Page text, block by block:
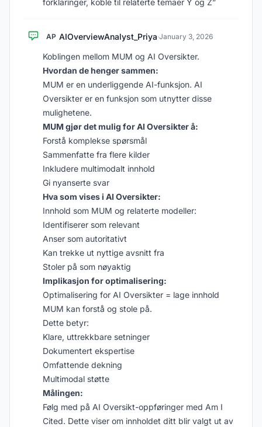
forklaringer, koble til relaterte temaer Y og Z”
AP AIOverviewAnalyst_Priya·January 3, 2026
Koblingen mellom MUM og AI Oversikter.
Hvordan de henger sammen:
MUM er en underliggende AI-funksjon. AI
Oversikter er en funksjon som utnytter disse
mulighetene.
MUM gjør det mulig for AI Oversikter å:
Forstå komplekse spørsmål
Sammenfatte fra flere kilder
Inkludere multimodalt innhold
Gi nyanserte svar
Hva som vises i AI Oversikter:
Innhold som MUM og relaterte modeller:
Identifiserer som relevant
Anser som autoritativt
Kan trekke ut nyttige avsnitt fra
Stoler på som nøyaktig
Implikasjon for optimalisering:
Optimalisering for AI Oversikter = lage innhold
MUM kan forstå og stole på.
Dette betyr:
Klare, uttrekkbare setninger
Dokumentert ekspertise
Omfattende dekning
Multimodal støtte
Målingen:
Følg med på AI Oversikt-oppføringer med Am I
Cited. Dette viser om innholdet ditt blir valgt ut av